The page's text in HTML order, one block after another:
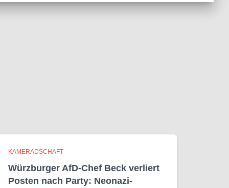
KAMERADSCHAFT
Würzburger AfD-Chef Beck verliert
Posten nach Party: Neonazi-